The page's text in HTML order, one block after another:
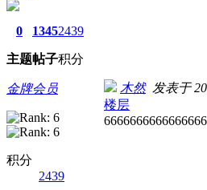
0
主题
1345
帖子
2439
积分
金牌会员
积分
2439
木然发表于
楼层
6666666666666666